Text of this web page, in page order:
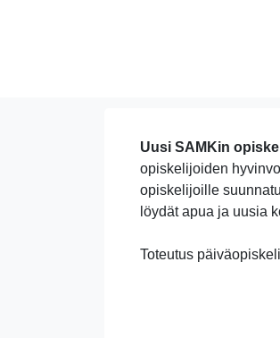
Uusi SAMKin
opiskelijoiden
opiskelijoille
löydät apua ja uusia
Toteutus